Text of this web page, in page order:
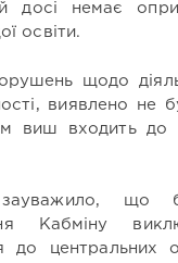
досі немає
освіти.
щодо
виявлено не
виш входить до
зауважило, що
Кабміну
до центральних